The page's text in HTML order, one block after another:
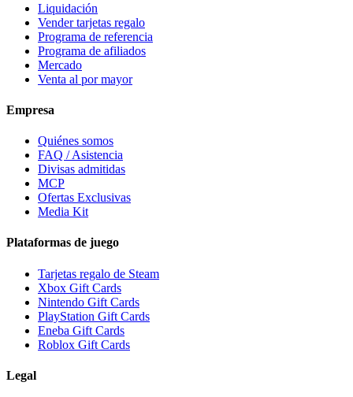
Liquidación
Vender tarjetas regalo
Programa de referencia
Programa de afiliados
Mercado
Venta al por mayor
Empresa
Quiénes somos
FAQ / Asistencia
Divisas admitidas
MCP
Ofertas Exclusivas
Media Kit
Plataformas de juego
Tarjetas regalo de Steam
Xbox Gift Cards
Nintendo Gift Cards
PlayStation Gift Cards
Eneba Gift Cards
Roblox Gift Cards
Legal